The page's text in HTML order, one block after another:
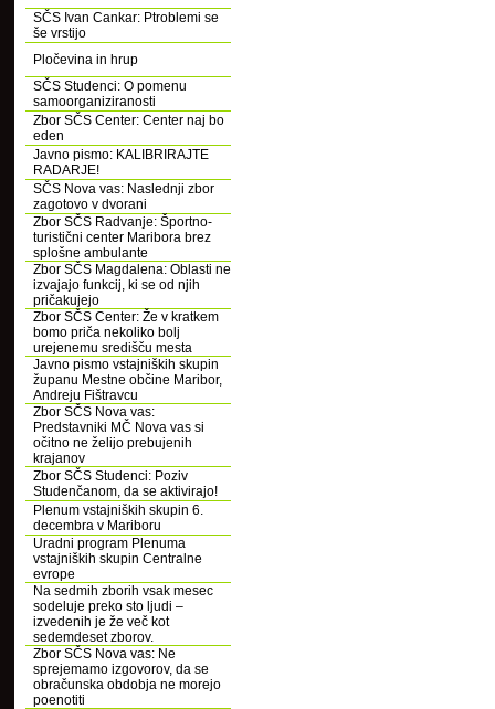
SČS Ivan Cankar: Ptroblemi se
še vrstijo
Pločevina in hrup
SČS Studenci: O pomenu
samoorganiziranosti
Zbor SČS Center: Center naj bo
eden
Javno pismo: KALIBRIRAJTE
RADARJE!
SČS Nova vas: Naslednji zbor
zagotovo v dvorani
Zbor SČS Radvanje: Športno-
turistični center Maribora brez
splošne ambulante
Zbor SČS Magdalena: Oblasti ne
izvajajo funkcij, ki se od njih
pričakujejo
Zbor SČS Center: Že v kratkem
bomo priča nekoliko bolj
urejenemu središču mesta
Javno pismo vstajniških skupin
županu Mestne občine Maribor,
Andreju Fištravcu
Zbor SČS Nova vas:
Predstavniki MČ Nova vas si
očitno ne želijo prebujenih
krajanov
Zbor SČS Studenci: Poziv
Studenčanom, da se aktivirajo!
Plenum vstajniških skupin 6.
decembra v Mariboru
Uradni program Plenuma
vstajniških skupin Centralne
evrope
Na sedmih zborih vsak mesec
sodeluje preko sto ljudi –
izvedenih je že več kot
sedemdeset zborov.
Zbor SČS Nova vas: Ne
sprejemamo izgovorov, da se
obračunska obdobja ne morejo
poenotiti